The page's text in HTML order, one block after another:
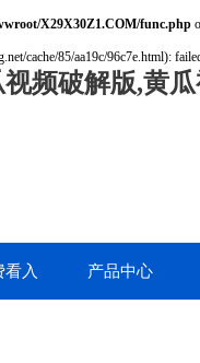
X29X30Z1.COM/func.php
cache/85/aa19c/96c7e.html):
频破解版,黄
入 产品中心